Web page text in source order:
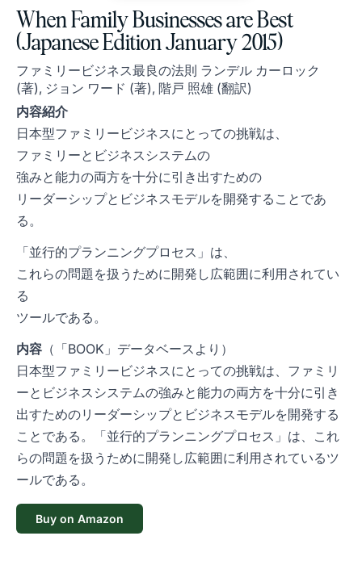
When Family Businesses are Best
(Japanese Edition January 2015)
ファミリービジネス最良の法則 ランデル カーロック
(著), ジョン ワード (著), 階戸 照雄 (翻訳)
内容紹介
日本型ファミリービジネスにとっての挑戦は、
ファミリーとビジネスシステムの
強みと能力の両方を十分に引き出すための
リーダーシップとビジネスモデルを開発することであ
る。
「並行的プランニングプロセス」は、
これらの問題を扱うために開発し広範囲に利用されてい
る
ツールである。
内容 （「BOOK」データベースより）
日本型ファミリービジネスにとっての挑戦は、ファミリ
ーとビジネスシステムの強みと能力の両方を十分に引き
出すためのリーダーシップとビジネスモデルを開発する
ことである。「並行的プランニングプロセス」は、これ
らの問題を扱うために開発し広範囲に利用されているツ
ールである。
Buy on Amazon